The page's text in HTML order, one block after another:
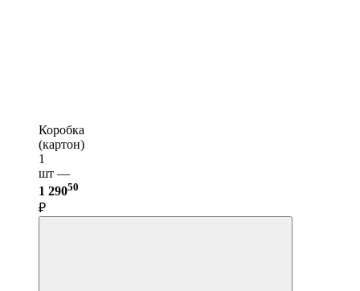
Коробка
(картон)
1
шт —
1 29050
₽